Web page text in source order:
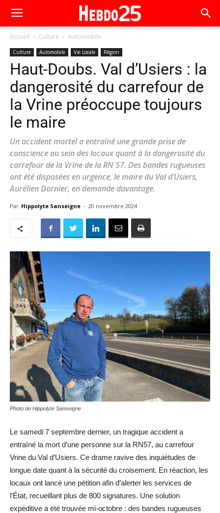
Accueil Culture Automobile
Culture Automobile Vie Locale Région
Haut-Doubs. Val d’Usiers : la
dangerosité du carrefour de
la Vrine préoccupe toujours
le maire
Un accident mortel a entraîné une grande prise de
conscience au sein des locaux quant à la dangerosité du
carrefour de la Vrine de la RN 57. Des bandes rugueuses
ont été disposées en urgence, le maire du Val d’Usiers,
Aurélien Dornier, en demande davantage.
Par Hippolyte Sanseigne - 20 novembre 2024
Photo de Hippolyte Sanseigne
Le samedi 7 septembre dernier, un tragique accident a
entraîné la mort d’une personne sur la RN57, au carrefour
Vrine du Val d’Usiers. Ce drame ravive des inquiétudes de
longue date quant à la sécurité du croisement. En réaction, les
locaux ont lancé une pétition afin d’alerter les services de
l’État, recueillant plus de 800 signatures. Une solution
expéditive a été trouvée mi-octobre : des bandes rugueuses